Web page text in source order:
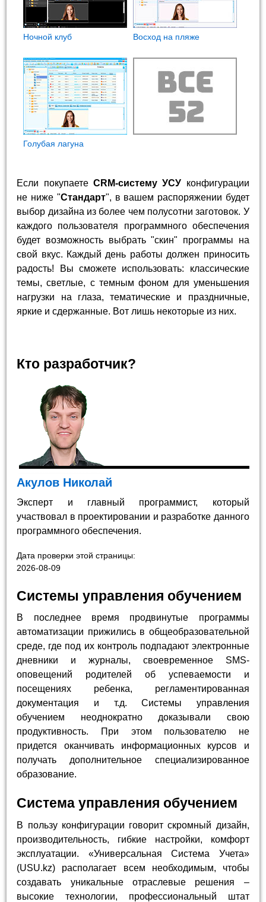
Ночной клуб Восход на пляже
Голубая лагуна
Если покупаете CRM-систему УСУ конфигурации
не ниже "Стандарт", в вашем распоряжении будет
выбор дизайна из более чем полусотни заготовок. У
каждого пользователя программного обеспечения
будет возможность выбрать "скин" программы на
свой вкус. Каждый день работы должен приносить
радость! Вы сможете использовать: классические
темы, светлые, с темным фоном для уменьшения
нагрузки на глаза, тематические и праздничные,
яркие и сдержанные. Вот лишь некоторые из них.
Кто разработчик?
Акулов Николай
Эксперт и главный программист, который
участвовал в проектировании и разработке данного
программного обеспечения.
Дата проверки этой страницы:
2026-08-09
Системы управления обучением
В последнее время продвинутые программы
автоматизации прижились в общеобразовательной
среде, где под их контроль подпадают электронные
дневники и журналы, своевременное SMS-
оповещений родителей об успеваемости и
посещениях ребенка, регламентированная
документация и т.д. Системы управления
обучением неоднократно доказывали свою
продуктивность. При этом пользователю не
придется оканчивать информационных курсов и
получать дополнительное специализированное
образование.
Система управления обучением
В пользу конфигурации говорит скромный дизайн,
производительность, гибкие настройки, комфорт
эксплуатации. «Универсальная Система Учета»
(USU.kz) располагает всем необходимым, чтобы
создавать уникальные отраслевые решения –
высокие технологии, профессиональный штат